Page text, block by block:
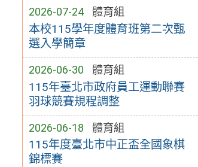
2026-07-24 體育組
本校115學年度體育班第二次甄
選入學簡章
2026-06-30 體育組
115年臺北市政府員工運動聯賽
羽球競賽規程調整
2026-06-18 體育組
115年度臺北市中正盃全國象棋
錦標賽